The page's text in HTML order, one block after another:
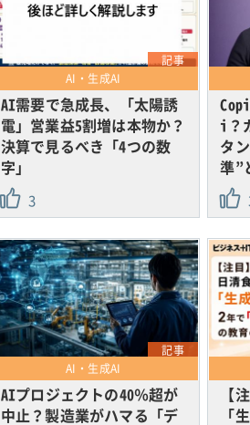
記事
AI・生成AI
AI需要で急成長、「太陽誘
電」営業益5割増は本物か？
決算で見るべき「4つの数
字」
3
i？
タ
準”
記事
AI・生成AI
AIプロジェクトの40％超が
中止？製造業がハマる「デ
【
「